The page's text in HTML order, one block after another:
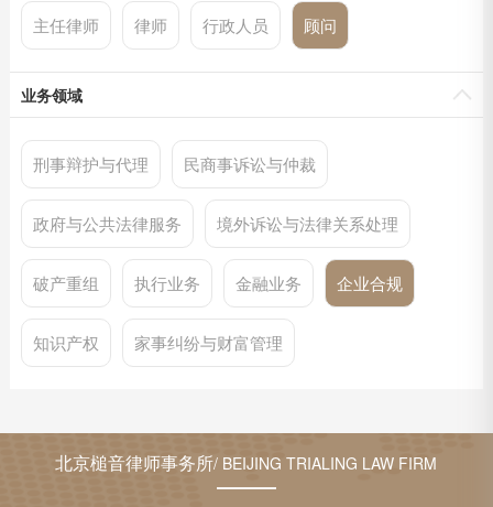
主任律师 律师 行政人员 顾问
业务领域
刑事辩护与代理 民商事诉讼与仲裁
政府与公共法律服务 境外诉讼与法律关系处理
破产重组 执行业务 金融业务 企业合规
知识产权 家事纠纷与财富管理
北京槌音律师事务所/ BEIJING TRIALING LAW FIRM